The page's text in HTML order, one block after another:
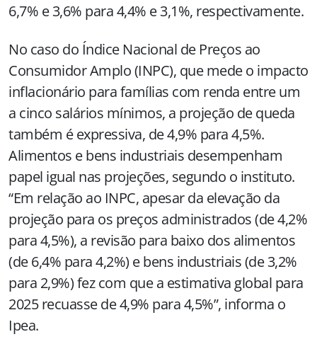
6,7% e 3,6% para 4,4% e 3,1%, respectivamente.
No caso do Índice Nacional de Preços ao
Consumidor Amplo (INPC), que mede o impacto
inflacionário para famílias com renda entre um
a cinco salários mínimos, a projeção de queda
também é expressiva, de 4,9% para 4,5%.
Alimentos e bens industriais desempenham
papel igual nas projeções, segundo o instituto.
“Em relação ao INPC, apesar da elevação da
projeção para os preços administrados (de 4,2%
para 4,5%), a revisão para baixo dos alimentos
(de 6,4% para 4,2%) e bens industriais (de 3,2%
para 2,9%) fez com que a estimativa global para
2025 recuasse de 4,9% para 4,5%”, informa o
Ipea.